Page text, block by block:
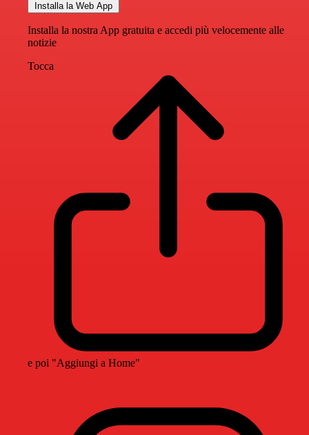
Installa la Web App
Installa la nostra App gratuita e accedi più velocemente alle
notizie
Tocca
e poi "Aggiungi a Home"